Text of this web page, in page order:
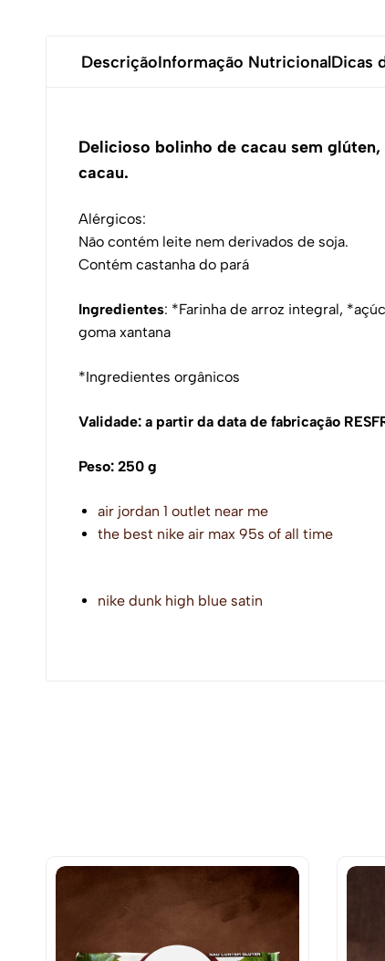
DescriçãoInformação NutricionalDicas
Delicioso bolinho de cacau sem
cacau.
Alérgicos:
Não contém leite nem derivados de soja.
Contém castanha do pará
Ingredientes: *Farinha de arroz integral,
goma xantana
*Ingredientes orgânicos
Validade: a partir da data de fabricação
Peso: 250 g
air jordan 1 outlet near me
the best nike air max 95s of all time
nike dunk high blue satin